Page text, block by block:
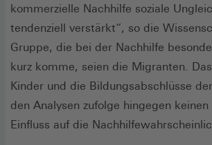
kommerzielle Nachhilfe soziale
tendenziell verstärkt“, so die
Gruppe, die bei der Nachhilfe
kurz komme, seien die Migranten.
Kinder und die Bildungsabschlüsse
den Analysen zufolge hingegen
Einfluss auf die